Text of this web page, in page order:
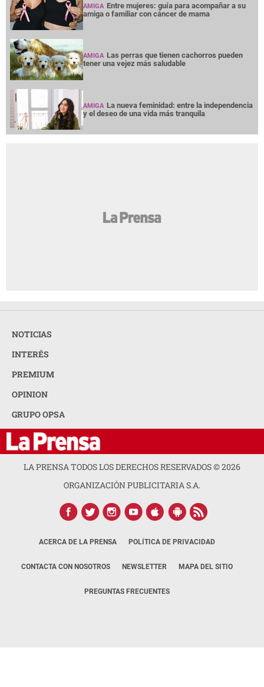
AMIGA Entre mujeres: guía para acompañar a su
amiga o familiar con cáncer de mama
AMIGA Las perras que tienen cachorros pueden
tener una vejez más saludable
AMIGA La nueva feminidad: entre la independencia
y el deseo de una vida más tranquila
NOTICIAS
INTERÉS
PREMIUM
OPINION
GRUPO OPSA
LA PRENSA TODOS LOS DERECHOS RESERVADOS ©2026
ORGANIZACIÓN PUBLICITARIA S.A.
ACERCA DE LA PRENSA POLÍTICA DE PRIVACIDAD
CONTACTA CON NOSOTROS NEWSLETTER MAPA DEL SITIO
PREGUNTAS FRECUENTES